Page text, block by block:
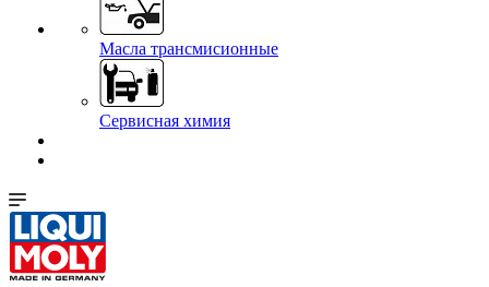
Масла трансмисионные
Сервисная химия